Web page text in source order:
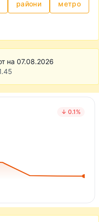
райони метро
на 07.08.2026
↓ 0.1%